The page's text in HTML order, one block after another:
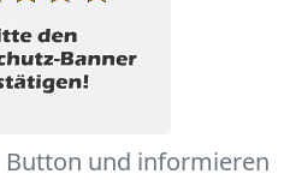
Button und informieren